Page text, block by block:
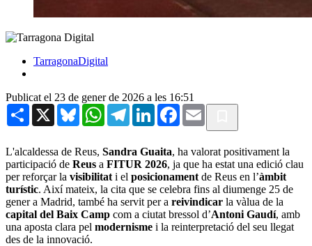
TarragonaDigital
Publicat el 23 de gener de 2026 a les 16:51
Share X BlueskyWhatsAppTelegramLinkedInFacebook
Email
L'alcaldessa de Reus, Sandra Guaita, ha valorat positivament la
participació de Reus a FITUR 2026, ja que ha estat una edició clau
per reforçar la visibilitat i el posicionament de Reus en l’àmbit
turístic. Així mateix, la cita que se celebra fins al diumenge 25 de
gener a Madrid, també ha servit per a reivindicar la vàlua de la
capital del Baix Camp com a ciutat bressol d’Antoni Gaudí, amb
una aposta clara pel modernisme i la reinterpretació del seu llegat
des de la innovació.